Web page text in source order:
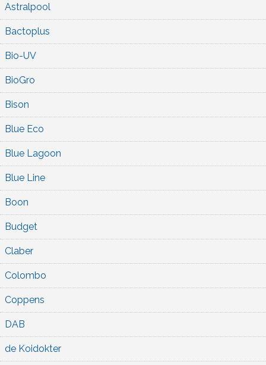
Astralpool
Bactoplus
Bio-UV
BioGro
Bison
Blue Eco
Blue Lagoon
Blue Line
Boon
Budget
Claber
Colombo
Coppens
DAB
de Koidokter